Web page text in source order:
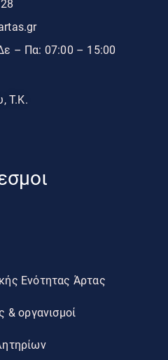
– Πα: 07:00 – 15:00
Τ.Κ.
Ενότητας Άρτας
& οργανισμοί